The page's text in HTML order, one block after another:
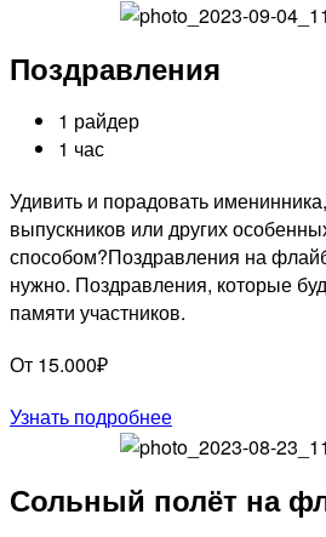
Поздравления
1 райдер
1 час
Удивить и порадовать
выпускников или других
способом?Поздравления на
нужно. Поздравления, которые
памяти участников.
От 15.000₽
Узнать подробнее
Сольный полёт на